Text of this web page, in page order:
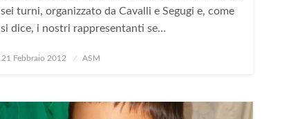
sei turni, organizzato da Cavalli e Segugi e, come
si dice, i nostri rappresentanti se…
Posted
21 Febbraio 2012 ASM